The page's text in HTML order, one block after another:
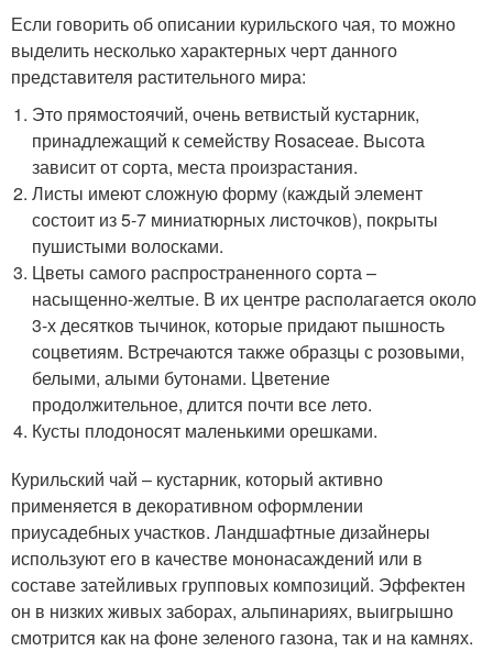
Если говорить об описании курильского чая, то можно
выделить несколько характерных черт данного
представителя растительного мира:
Это прямостоячий, очень ветвистый кустарник,
принадлежащий к семейству Rosaceae. Высота
зависит от сорта, места произрастания.
Листы имеют сложную форму (каждый элемент
состоит из 5-7 миниатюрных листочков), покрыты
пушистыми волосками.
Цветы самого распространенного сорта –
насыщенно-желтые. В их центре располагается около
3-х десятков тычинок, которые придают пышность
соцветиям. Встречаются также образцы с розовыми,
белыми, алыми бутонами. Цветение
продолжительное, длится почти все лето.
Кусты плодоносят маленькими орешками.
Курильский чай – кустарник, который активно
применяется в декоративном оформлении
приусадебных участков. Ландшафтные дизайнеры
используют его в качестве мононасаждений или в
составе затейливых групповых композиций. Эффектен
он в низких живых заборах, альпинариях, выигрышно
смотрится как на фоне зеленого газона, так и на камнях.